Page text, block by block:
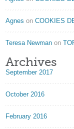
Agnes onCOOKIES
Teresa Newman on
Archives
September 2017
October 2016
February 2016